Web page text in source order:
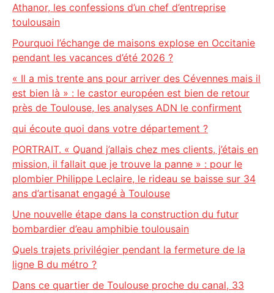
Athanor, les confessions d’un chef d’entreprise
toulousain
Pourquoi l’échange de maisons explose en Occitanie
pendant les vacances d’été 2026 ?
« Il a mis trente ans pour arriver des Cévennes mais il
est bien là » : le castor européen est bien de retour
près de Toulouse, les analyses ADN le confirment
qui écoute quoi dans votre département ?
PORTRAIT. « Quand j’allais chez mes clients, j’étais en
mission, il fallait que je trouve la panne » : pour le
plombier Philippe Leclaire, le rideau se baisse sur 34
ans d’artisanat engagé à Toulouse
Une nouvelle étape dans la construction du futur
bombardier d’eau amphibie toulousain
Quels trajets privilégier pendant la fermeture de la
ligne B du métro ?
Dans ce quartier de Toulouse proche du canal, 33